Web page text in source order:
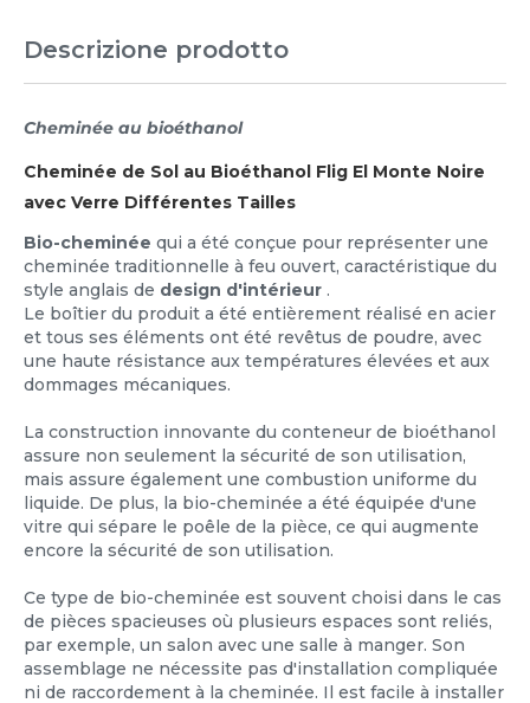
Descrizione prodotto
Cheminée au bioéthanol
Cheminée de Sol au Bioéthanol Flig El Monte Noire
avec Verre Différentes Tailles
Bio-cheminée qui a été conçue pour représenter une
cheminée traditionnelle à feu ouvert, caractéristique du
style anglais de design d'intérieur .
Le boîtier du produit a été entièrement réalisé en acier
et tous ses éléments ont été revêtus de poudre, avec
une haute résistance aux températures élevées et aux
dommages mécaniques.
La construction innovante du conteneur de bioéthanol
assure non seulement la sécurité de son utilisation,
mais assure également une combustion uniforme du
liquide. De plus, la bio-cheminée a été équipée d'une
vitre qui sépare le poêle de la pièce, ce qui augmente
encore la sécurité de son utilisation.
Ce type de bio-cheminée est souvent choisi dans le cas
de pièces spacieuses où plusieurs espaces sont reliés,
par exemple, un salon avec une salle à manger. Son
assemblage ne nécessite pas d'installation compliquée
ni de raccordement à la cheminée. Il est facile à installer